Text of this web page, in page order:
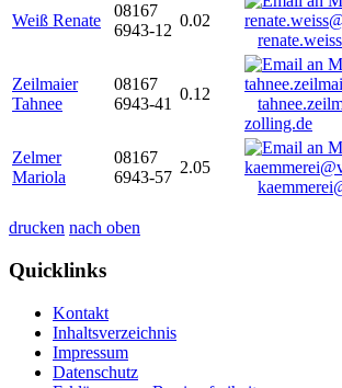
Weiß Renate
08167
6943-12
0.02
Zeilmaier
Tahnee
08167
6943-41
0.12
zolling.de
Zelmer
Mariola
08167
6943-57
2.05
drucken nach oben
Quicklinks
Kontakt
Inhaltsverzeichnis
Impressum
Datenschutz